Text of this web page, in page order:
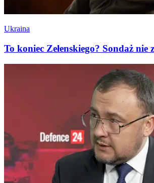
Ukraina
To koniec Zełenskiego? Sondaż nie